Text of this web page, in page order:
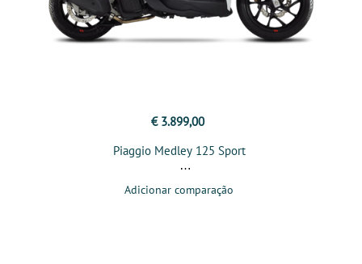
€ 3.899,00
Piaggio Medley 125 Sport
Adicionar comparação